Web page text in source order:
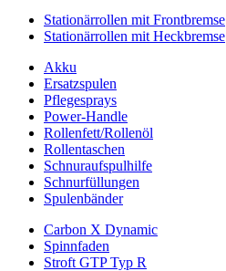
Stationärrollen mit Frontbremse
Stationärrollen mit Heckbremse
Akku
Ersatzspulen
Pflegesprays
Power-Handle
Rollenfett/Rollenöl
Rollentaschen
Schnuraufspulhilfe
Schnurfüllungen
Spulenbänder
Carbon X Dynamic
Spinnfaden
Stroft GTP Typ R